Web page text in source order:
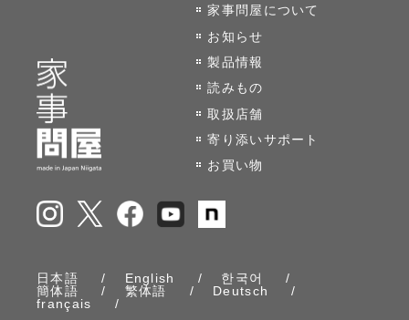
家事問屋について
お知らせ
製品情報
読みもの
取扱店舗
寄り添いサポート
お買い物
日本語 English
한국어
簡体語
繁体語
Deutsch
français